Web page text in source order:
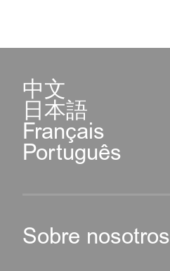
中文
日本語
Français
Português
Sobre nosotros